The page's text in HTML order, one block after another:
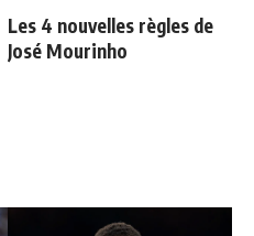
Les 4 nouvelles règles de
José Mourinho